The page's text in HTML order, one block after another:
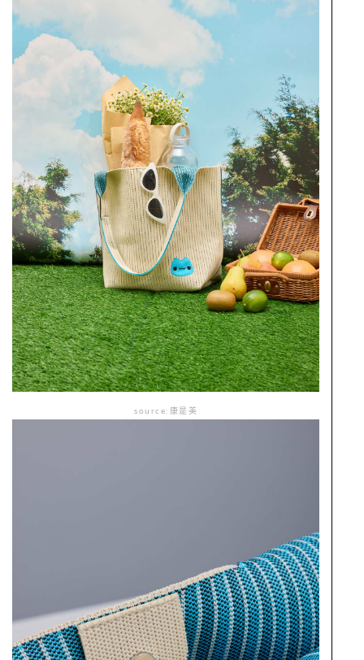
source:康是美